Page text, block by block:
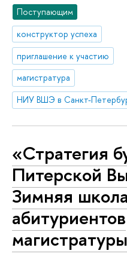
Поступающим
конструктор успеха
приглашение к участию
магистратура
НИУ ВШЭ в Санкт-
«Стратегия
Питерской
Зимняя
абитуриентов
магистратуры